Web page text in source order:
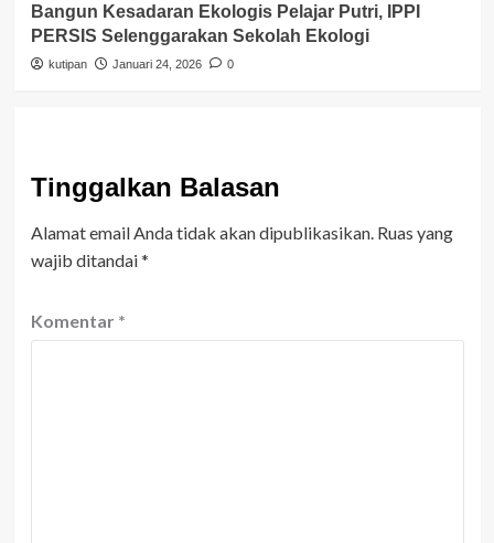
Bangun Kesadaran Ekologis Pelajar Putri, IPPI
PERSIS Selenggarakan Sekolah Ekologi
kutipan Januari 24, 2026 0
Tinggalkan Balasan
Alamat email Anda tidak akan dipublikasikan. Ruas yang
wajib ditandai*
Komentar *